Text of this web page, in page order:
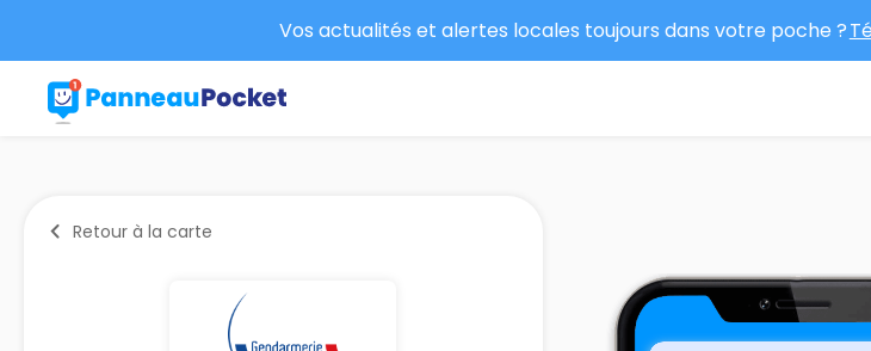
Vos actualités et alertes locales toujours dans votre poche ?
Retour à la carte